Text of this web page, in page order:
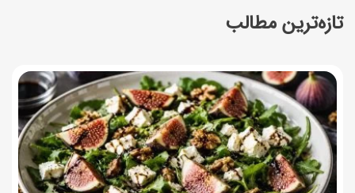
تازه‌ترین مطالبطرز تهیه اوتمیل گیلاس؛ صبحانه سالم با طعم تابستانی
طرز تهیه محلبی انجیر؛ دسر خوشمزه با طعم انجیر تازه
17 مرداد 1405
طرز تهیه سوفله لیمو؛ دسر فرانسوی پف‌دار و خوش‌عطر
فرانسوی